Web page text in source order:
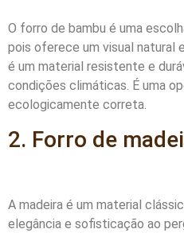
O forro de bambu é uma
pois oferece um visual natural
é um material resistente e
condições climáticas. É uma
ecologicamente correta.
2. Forro de
A madeira é um material
elegância e sofisticação ao